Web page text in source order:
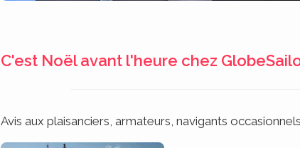
C'est Noël avant l'heure chez
Avis aux plaisanciers, armateurs, navigants